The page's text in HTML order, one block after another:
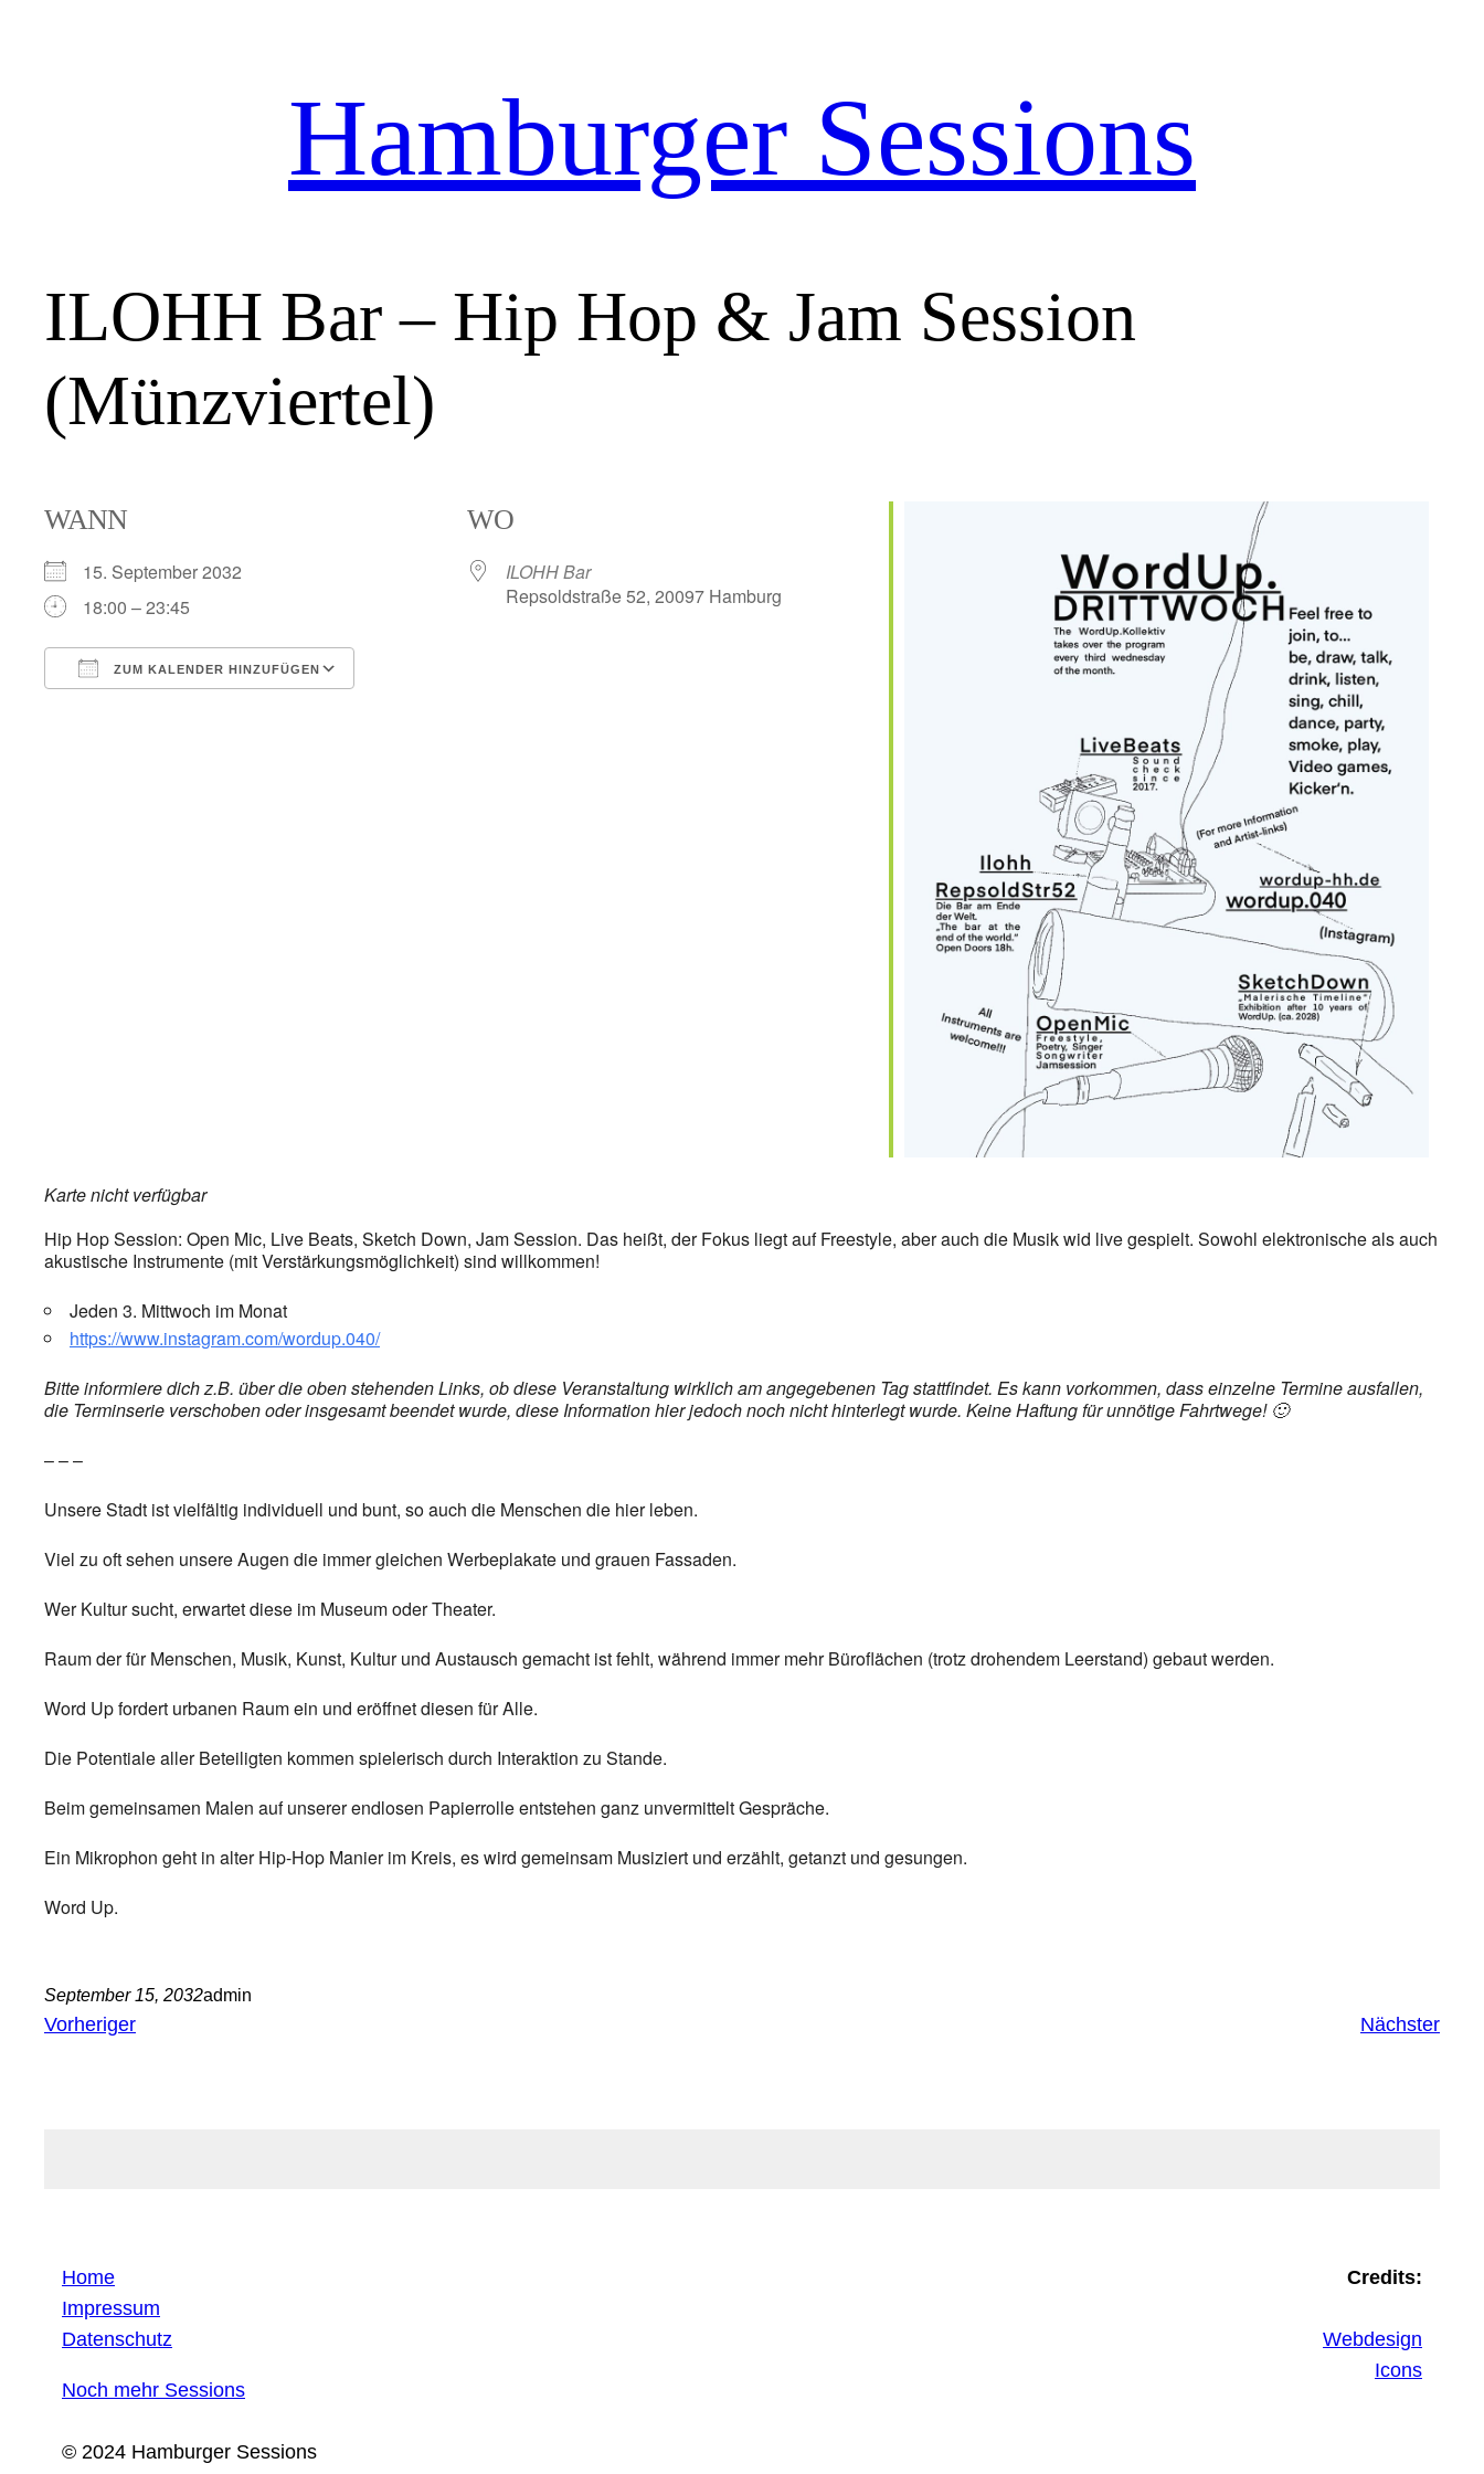
Hamburger Sessions
ILOHH Bar – Hip Hop & Jam Session
(Münzviertel)
WANN
15. September 2032
18:00 – 23:45
ZUM KALENDER HINZUFÜGEN
Outlook Live
WO
ILOHH Bar
Repsoldstraße 52, 20097 Hamburg
Karte nicht verfügbar
Hip Hop Session: Open Mic, Live Beats, Sketch Down, Jam Session. Das heißt, der Fokus liegt auf Freestyle, aber auch die Musik wid live gespielt. Sowohl elektronische als auch
akustische Instrumente (mit Verstärkungsmöglichkeit) sind willkommen!
Jeden 3. Mittwoch im Monat
https://www.instagram.com/wordup.040/
Bitte informiere dich z.B. über die oben stehenden Links, ob diese Veranstaltung wirklich am angegebenen Tag stattfindet. Es kann vorkommen, dass einzelne Termine ausfallen,
die Terminserie verschoben oder insgesamt beendet wurde, diese Information hier jedoch noch nicht hinterlegt wurde. Keine Haftung für unnötige Fahrtwege! 🙂
– – –
Unsere Stadt ist vielfältig individuell und bunt, so auch die Menschen die hier leben.
Viel zu oft sehen unsere Augen die immer gleichen Werbeplakate und grauen Fassaden.
Wer Kultur sucht, erwartet diese im Museum oder Theater.
Raum der für Menschen, Musik, Kunst, Kultur und Austausch gemacht ist fehlt, während immer mehr Büroflächen (trotz drohendem Leerstand) gebaut werden.
Word Up fordert urbanen Raum ein und eröffnet diesen für Alle.
Die Potentiale aller Beteiligten kommen spielerisch durch Interaktion zu Stande.
Beim gemeinsamen Malen auf unserer endlosen Papierrolle entstehen ganz unvermittelt Gespräche.
Ein Mikrophon geht in alter Hip-Hop Manier im Kreis, es wird gemeinsam Musiziert und erzählt, getanzt und gesungen.
Word Up.
September 15, 2032admin
Vorheriger Nächster
Home
Impressum
Datenschutz
Noch mehr Sessions
© 2024 Hamburger Sessions
Credits:
Webdesign
Icons